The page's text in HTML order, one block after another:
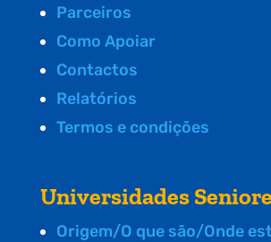
Parceiros
Como Apoiar
Contactos
Relatórios
Termos e condições
Universidades
Origem/O que são/Onde